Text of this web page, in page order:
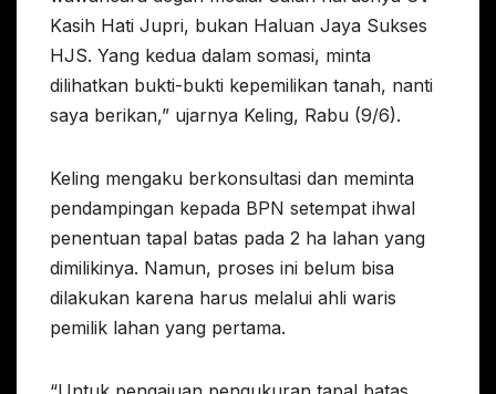
Kasih Hati Jupri, bukan Haluan Jaya Sukses
HJS. Yang kedua dalam somasi, minta
dilihatkan bukti-bukti kepemilikan tanah, nanti
saya berikan,” ujarnya Keling, Rabu (9/6).
Keling mengaku berkonsultasi dan meminta
pendampingan kepada BPN setempat ihwal
penentuan tapal batas pada 2 ha lahan yang
dimilikinya. Namun, proses ini belum bisa
dilakukan karena harus melalui ahli waris
pemilik lahan yang pertama.